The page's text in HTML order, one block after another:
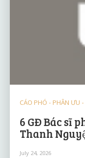
CÁO PHÓ - PHÂN ƯU
6 GĐ Bác sĩ
Thanh
July 24, 2026